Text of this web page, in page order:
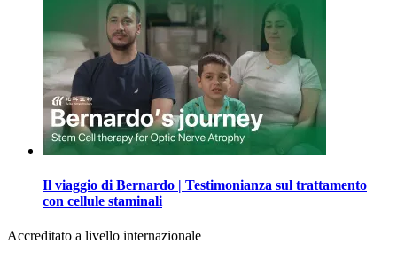
Il viaggio di Bernardo | Testimonianza sul trattamento
con cellule staminali
Accreditato a livello internazionale